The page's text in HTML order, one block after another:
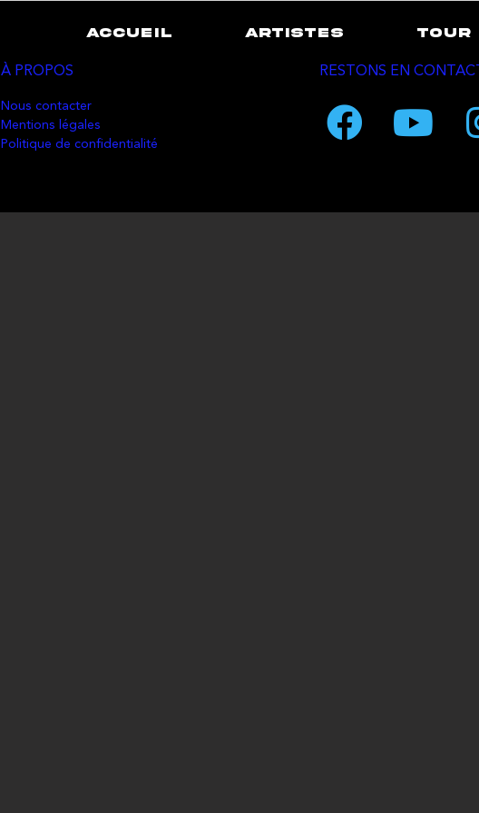
ACCUEIL ARTISTES TOUR
À PROPOS
Nous contacter
Mentions légales
Politique de confidentialité
RESTONS EN CONTACT